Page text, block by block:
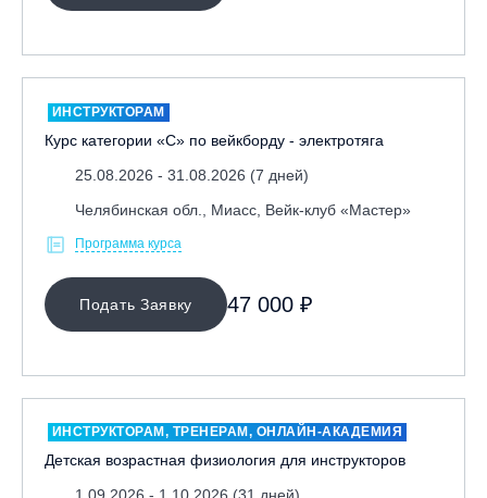
ИНСТРУКТОРАМ
Курс категории «С» по вейкборду - электротяга
25.08.2026 - 31.08.2026 (7 дней)
Челябинская обл., Миасс, Вейк-клуб «Мастер»
Программа курса
Подать Заявку 47 000 ₽
ИНСТРУКТОРАМ, ТРЕНЕРАМ, ОНЛАЙН-АКАДЕМИЯ
Детская возрастная физиология для инструкторов